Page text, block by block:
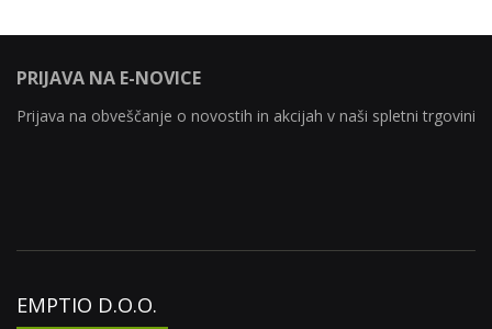
PRIJAVA NA E-NOVICE
Prijava na obveščanje o novostih in akcijah v naši spletni trgovini
EMPTIO D.O.O.